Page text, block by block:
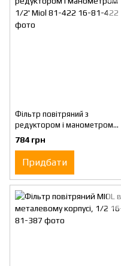
Фільтр повітряний з
редуктором і манометром
1/2' Miol 81-422
784 грн
Придбати